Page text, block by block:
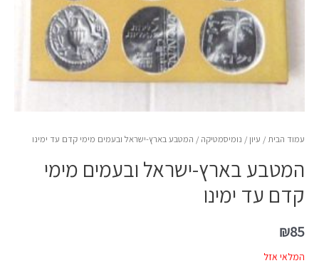
עמוד הבית / עיון / נומיסמטיקה / המטבע בארץ-ישראל ובעמים מימי קדם עד ימינו
המטבע בארץ-ישראל ובעמים מימי
קדם עד ימינו
₪85
המלאי אזל